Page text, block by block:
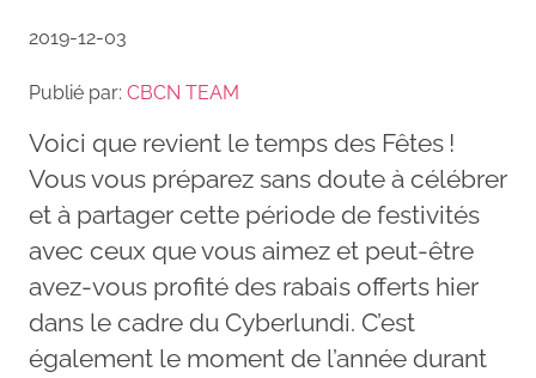
2019-12-03
Publié par: CBCN TEAM
Voici que revient le temps des Fêtes !
Vous vous préparez sans doute à célébrer
et à partager cette période de festivités
avec ceux que vous aimez et peut-être
avez-vous profité des rabais offerts hier
dans le cadre du Cyberlundi. C’est
également le moment de l’année durant